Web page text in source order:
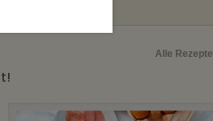
Alle Rezepte